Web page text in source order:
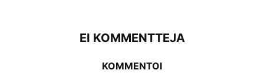
EI KOMMENTTEJA
KOMMENTOI